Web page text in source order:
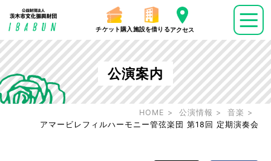
チケット購入 施設を借りるアクセス
公演案内
HOME 公演情報
音楽
アマービレフィルハーモニー管弦楽団 第18回 定期演奏会